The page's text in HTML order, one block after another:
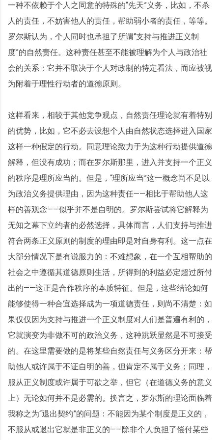
一种不依赖于个人之同意的特殊的“先天”义务，比如，不杀
人的责任，不妨害他人的责任，帮助弱小者的责任，等等。
罗尔斯认为，个人同时也承担了所谓“支持与推进正义制
度”的自然责任。这种责任甚至不能被理解为个人与政治社
会的关系：它并不取决于个人对政制的特定看法，而应被视
为附着于理性行动者的道德原则。
这样看来，相较于其他竞争观点，自然责任理论就有着特别
的优势，比如，它不必去设想个人由自然状态选择进入国家
这样一种假定的行动。同意理论致力于为这种行动提供道德
解释，但没有成功；而在罗尔斯那里，进入并支持一个正义
的秩序是理所应当的。但是，“理所应当”这一概念尚不足以
为政治义务提供理由，因为这种责任——相比于帮助他人这
样的善观念——似乎并不是自明的。罗尔斯尝试将它解释为
无知之幕下立约者的必然选择，具体而言，人们支持与推进
符合两条正义原则的制度的理由即是对自身有利。这一点在
大部分情况下是有说服力的：不难想象，在一个互相帮助的
社会之中遵循其道德原则生活，所得到的利益必定超过所付
出的——这正是合作秩序的本质特征。但是，这些结论如何
能够使得一种合宜选择成为一项道德责任，则尚不清楚：如
果仅仅因为支持与推进一个正义制度对人们是普遍有利的，
它就演变为非做不可的政治义务，这种跳跃显然是不可接受
的。在这里需要做的是将某些自然责任与义务区分开来：帮
助他人或许属于不证自明的善，但肯定不属于义务；同理，
服从正义制度或许属于可欲之举，但它（在道德义务的意义
上）无论如何并不是必需的。换言之，罗尔斯的理论面临着
我称之为“退出契约”的问题：不能因为某个制度是正义的，
不服从或退出它就是非正义的——除非个人负担了偿付某些